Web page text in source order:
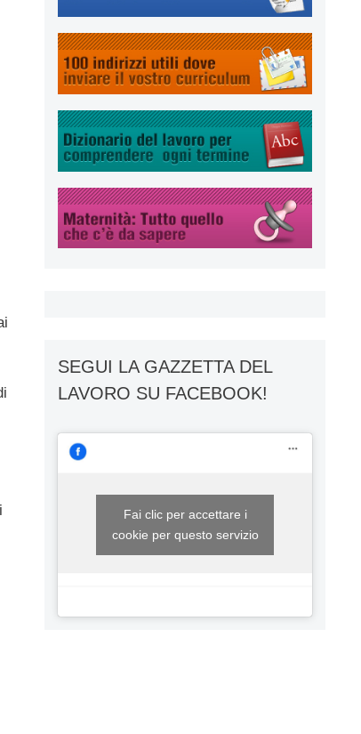
SEGUI LA GAZZETTA DEL
LAVORO SU FACEBOOK!
Fai clic per accettare i
cookie per questo servizio